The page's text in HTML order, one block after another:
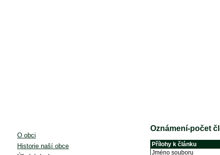
O obci
Historie naší obce
Oznámení-počet
Přílohy k článku
Jméno souboru